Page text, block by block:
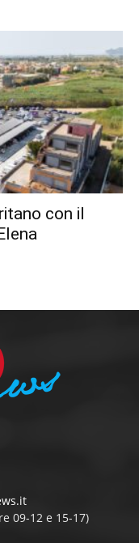
con il
09-12 e 15-17)